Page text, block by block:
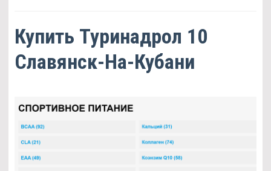
Купить Туринадрол 10
Славянск-На-Кубани